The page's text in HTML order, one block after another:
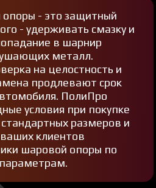
- это защитный
- удерживать смазку и
в шарнир
металл.
на целостность и
продлевают срок
ПолиПро
условия при покупке
размеров и
клиентов
шаровой опоры по